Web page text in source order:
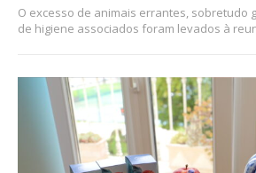
O excesso de animais errantes, sobretudo
de higiene associados foram levados à